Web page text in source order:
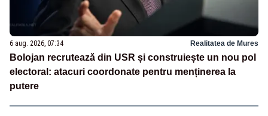
6 aug. 2026, 07:34 Realitatea de Mures
Bolojan recrutează din USR și construiește un nou pol
electoral: atacuri coordonate pentru menținerea la
putere